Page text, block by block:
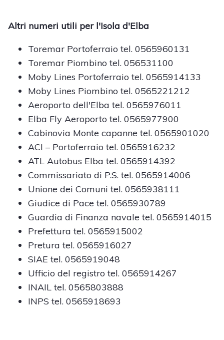
Altri numeri utili per l'Isola d'Elba
Toremar Portoferraio tel. 0565960131
Toremar Piombino tel. 056531100
Moby Lines Portoferraio tel. 0565914133
Moby Lines Piombino tel. 0565221212
Aeroporto dell'Elba tel. 0565976011
Elba Fly Aeroporto tel. 0565977900
Cabinovia Monte capanne tel. 0565901020
ACI – Portoferraio tel. 0565916232
ATL Autobus Elba tel. 0565914392
Commissariato di P.S. tel. 0565914006
Unione dei Comuni tel. 0565938111
Giudice di Pace tel. 0565930789
Guardia di Finanza navale tel. 0565914015
Prefettura tel. 0565915002
Pretura tel. 0565916027
SIAE tel. 0565919048
Ufficio del registro tel. 0565914267
INAIL tel. 0565803888
INPS tel. 0565918693